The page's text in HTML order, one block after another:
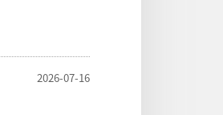
2026-07-16